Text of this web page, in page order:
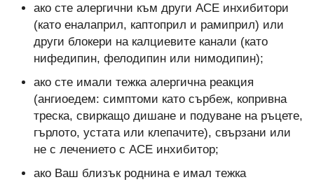
ако сте алергични към други АСЕ инхибитори
(като еналаприл, каптоприл и рамиприл) или
други блокери на калциевите канали (като
нифедипин, фелодипин или нимодипин);
ако сте имали тежка алергична реакция
(ангиоедем: симптоми като сърбеж, копривна
треска, свиркащо дишане и подуване на ръцете,
гърлото, устата или клепачите), свързани или
не с лечението с АСЕ инхибитор;
ако Ваш близък роднина е имал тежка